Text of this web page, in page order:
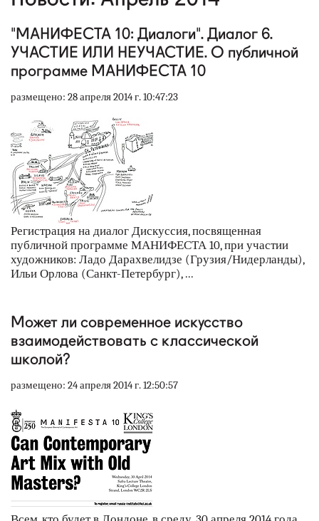
контакты
rus
"МАНИФЕСТА 10: Диалоги". Диалог 6.
УЧАСТИЕ ИЛИ НЕУЧАСТИЕ. О публичной
программе МАНИФЕСТА 10
размещено: 28 апреля 2014 г. 10:47:23
Регистрация на диалог Дискуссия, посвященная
публичной программе МАНИФЕСТА 10, при участии
художников: Ладо Дарахвелидзе (Грузия/Нидерланды),
Ильи Орлова (Санкт-Петербург), ...
Может ли современное искусство
взаимодействовать с классической
школой?
размещено: 24 апреля 2014 г. 12:50:57